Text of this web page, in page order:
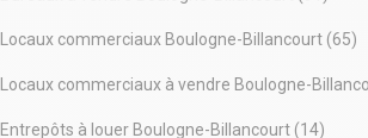
Locaux commerciaux Boulogne-Billancourt (65)
Locaux commerciaux à vendre Boulogne-
Entrepôts à louer Boulogne-Billancourt (14)